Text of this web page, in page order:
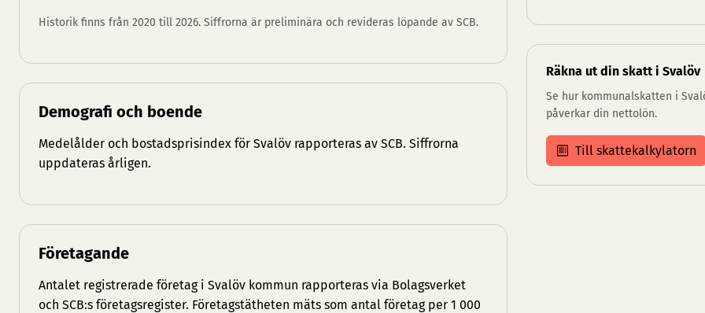
Historik finns från 2020 till 2026. Siffrorna är preliminära och revideras löpande av SCB.
Demografi och boende
Medelålder och bostadsprisindex för Svalöv rapporteras av SCB. Siffrorna
uppdateras årligen.
Företagande
Antalet registrerade företag i Svalöv kommun rapporteras via Bolagsverket
och SCB:s företagsregister. Företagstätheten mäts som antal företag per 1 000
Räkna ut din skatt i Svalöv
Se hur kommunalskatten i
påverkar din nettolön.
Till skattekalkylatorn